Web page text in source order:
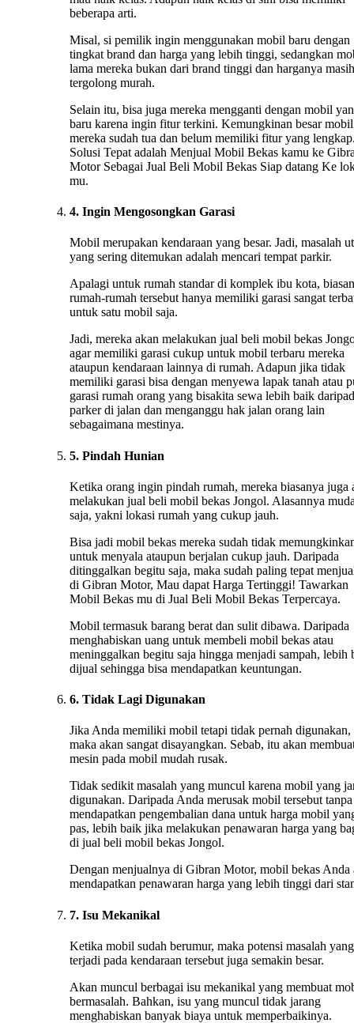
beberapa arti.
Misal, si pemilik ingin menggunakan mobil baru dengan
tingkat brand dan harga yang lebih tinggi, sedangkan
lama mereka bukan dari brand tinggi dan harganya masih
tergolong murah.
Selain itu, bisa juga mereka mengganti dengan mobil
baru karena ingin fitur terkini. Kemungkinan besar mobil
mereka sudah tua dan belum memiliki fitur yang
Solusi Tepat adalah Menjual Mobil Bekas kamu ke
Motor Sebagai Jual Beli Mobil Bekas Siap datang Ke
mu.
4. Ingin Mengosongkan Garasi
Mobil merupakan kendaraan yang besar. Jadi, masalah
yang sering ditemukan adalah mencari tempat parkir.
Apalagi untuk rumah standar di komplek ibu kota,
rumah-rumah tersebut hanya memiliki garasi sangat
untuk satu mobil saja.
Jadi, mereka akan melakukan jual beli mobil bekas
agar memiliki garasi cukup untuk mobil terbaru mereka
ataupun kendaraan lainnya di rumah. Adapun jika tidak
memiliki garasi bisa dengan menyewa lapak tanah atau
garasi rumah orang yang bisakita sewa lebih baik
parker di jalan dan menganggu hak jalan orang lain
sebagaimana mestinya.
5. Pindah Hunian
Ketika orang ingin pindah rumah, mereka biasanya juga
melakukan jual beli mobil bekas Jongol. Alasannya
saja, yakni lokasi rumah yang cukup jauh.
Bisa jadi mobil bekas mereka sudah tidak
untuk menyala ataupun berjalan cukup jauh. Daripada
ditinggalkan begitu saja, maka sudah paling tepat
di Gibran Motor, Mau dapat Harga Tertinggi! Tawarkan
Mobil Bekas mu di Jual Beli Mobil Bekas Terpercaya.
Mobil termasuk barang berat dan sulit dibawa. Daripada
menghabiskan uang untuk membeli mobil bekas atau
meninggalkan begitu saja hingga menjadi sampah, lebih
dijual sehingga bisa mendapatkan keuntungan.
6. Tidak Lagi Digunakan
Jika Anda memiliki mobil tetapi tidak pernah digunakan,
maka akan sangat disayangkan. Sebab, itu akan
mesin pada mobil mudah rusak.
Tidak sedikit masalah yang muncul karena mobil yang
digunakan. Daripada Anda merusak mobil tersebut tanpa
mendapatkan pengembalian dana untuk harga mobil
pas, lebih baik jika melakukan penawaran harga yang
di jual beli mobil bekas Jongol.
Dengan menjualnya di Gibran Motor, mobil bekas Anda
mendapatkan penawaran harga yang lebih tinggi dari
7. Isu Mekanikal
Ketika mobil sudah berumur, maka potensi masalah yang
terjadi pada kendaraan tersebut juga semakin besar.
Akan muncul berbagai isu mekanikal yang membuat
bermasalah. Bahkan, isu yang muncul tidak jarang
menghabiskan banyak biaya untuk memperbaikinya.